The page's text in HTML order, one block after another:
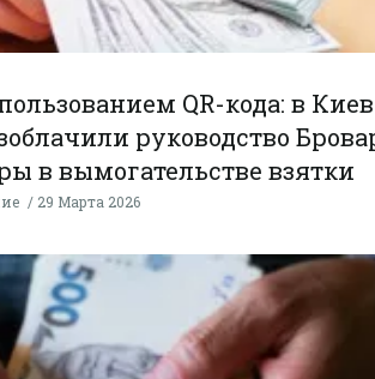
QR-кода: в
руководство
в вымогательстве взятки
29 Марта 2026